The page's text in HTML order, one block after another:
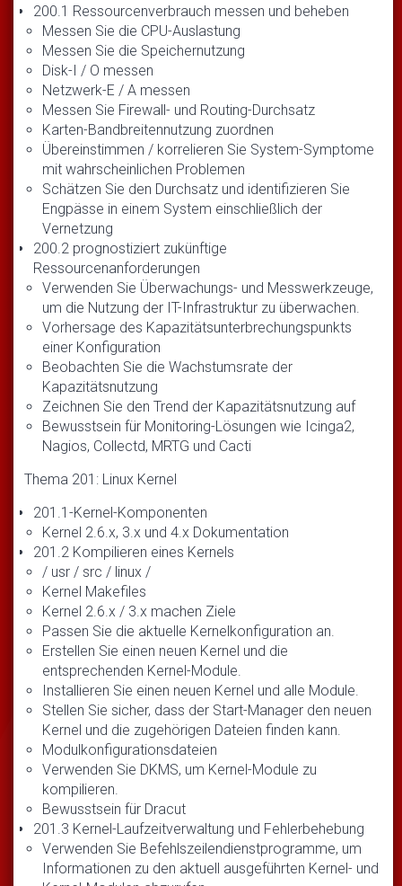
200.1 Ressourcenverbrauch messen und beheben
Messen Sie die CPU-Auslastung
Messen Sie die Speichernutzung
Disk-I / O messen
Netzwerk-E / A messen
Messen Sie Firewall- und Routing-Durchsatz
Karten-Bandbreitennutzung zuordnen
Übereinstimmen / korrelieren Sie System-Symptome
mit wahrscheinlichen Problemen
Schätzen Sie den Durchsatz und identifizieren Sie
Engpässe in einem System einschließlich der
Vernetzung
200.2 prognostiziert zukünftige
Ressourcenanforderungen
Verwenden Sie Überwachungs- und Messwerkzeuge,
um die Nutzung der IT-Infrastruktur zu überwachen.
Vorhersage des Kapazitätsunterbrechungspunkts
einer Konfiguration
Beobachten Sie die Wachstumsrate der
Kapazitätsnutzung
Zeichnen Sie den Trend der Kapazitätsnutzung auf
Bewusstsein für Monitoring-Lösungen wie Icinga2,
Nagios, Collectd, MRTG und Cacti
Thema 201: Linux Kernel
201.1-Kernel-Komponenten
Kernel 2.6.x, 3.x und 4.x Dokumentation
201.2 Kompilieren eines Kernels
/ usr / src / linux /
Kernel Makefiles
Kernel 2.6.x / 3.x machen Ziele
Passen Sie die aktuelle Kernelkonfiguration an.
Erstellen Sie einen neuen Kernel und die
entsprechenden Kernel-Module.
Installieren Sie einen neuen Kernel und alle Module.
Stellen Sie sicher, dass der Start-Manager den neuen
Kernel und die zugehörigen Dateien finden kann.
Modulkonfigurationsdateien
Verwenden Sie DKMS, um Kernel-Module zu
kompilieren.
Bewusstsein für Dracut
201.3 Kernel-Laufzeitverwaltung und Fehlerbehebung
Verwenden Sie Befehlszeilendienstprogramme, um
Informationen zu den aktuell ausgeführten Kernel- und